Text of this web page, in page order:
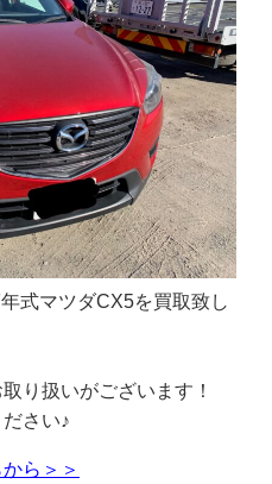
式マツダCX5を買取致し
り扱いがございます！
さい♪
ら＞＞